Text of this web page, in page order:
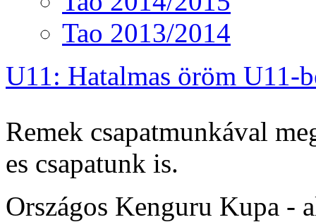
Tao 2013/2014
U11: Hatalmas öröm U11-
Remek csapatmunkával
es csapatunk is.
Országos Kenguru Kupa -